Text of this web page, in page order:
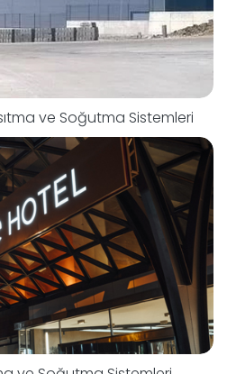
ve Soğutma Sistemleri